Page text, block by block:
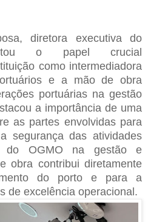
diretora executiva do
o papel crucial
como intermediadora
e a mão de obra
portuárias na gestão
a importância de uma
as partes envolvidas para
segurança das atividades
do OGMO na gestão e
obra contribui diretamente
do porto e para a
de excelência operacional.